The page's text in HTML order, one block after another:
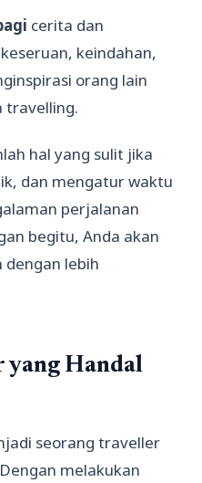
cerita dan
keindahan,
orang lain
travelling.
hal yang sulit jika
dan mengatur waktu
perjalanan
begitu, Anda akan
lebih
yang Handal
seorang traveller
melakukan